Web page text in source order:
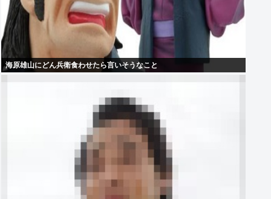
海原雄山にどん兵衛食わせたら言いそうなこと